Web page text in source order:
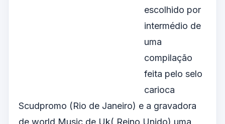
escolhido por
intermédio de
uma
compilação
feita pelo selo
carioca
Scudpromo (Rio de Janeiro) e a gravadora